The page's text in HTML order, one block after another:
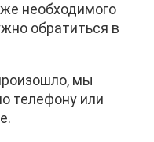
необходимого
обратиться в
мы
телефону или